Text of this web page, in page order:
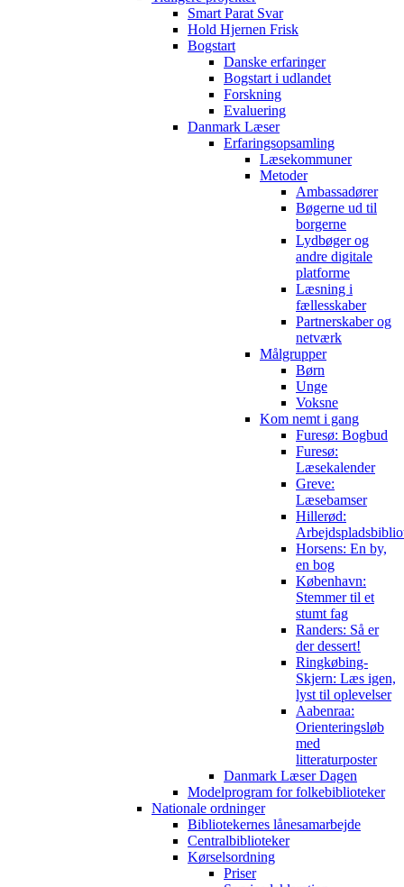
Smart Parat Svar
Hold Hjernen Frisk
Bogstart
Danske erfaringer
Bogstart i udlandet
Forskning
Evaluering
Danmark Læser
Erfaringsopsamling
Læsekommuner
Metoder
Ambassadører
Bøgerne ud til
borgerne
Lydbøger og
andre digitale
platforme
Læsning i
fællesskaber
Partnerskaber og
netværk
Målgrupper
Børn
Unge
Voksne
Kom nemt i gang
Furesø: Bogbud
Furesø:
Læsekalender
Greve:
Læsebamser
Hillerød:
Horsens: En by,
en bog
København:
Stemmer til et
stumt fag
Randers: Så er
der dessert!
Ringkøbing-
Skjern: Læs igen,
lyst til oplevelser
Aabenraa:
Orienteringsløb
med
litteraturposter
Danmark Læser Dagen
Modelprogram for folkebiblioteker
Nationale ordninger
Bibliotekernes lånesamarbejde
Centralbiblioteker
Kørselsordning
Priser